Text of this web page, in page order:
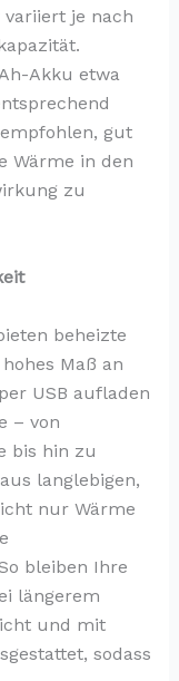
variiert je nach
Akku etwa
gut
Wärme in den
zu
beheizte
Maß an
USB aufladen
– von
bis hin zu
langlebigen,
nur Wärme
bleiben Ihre
längerem
und mit
sodass